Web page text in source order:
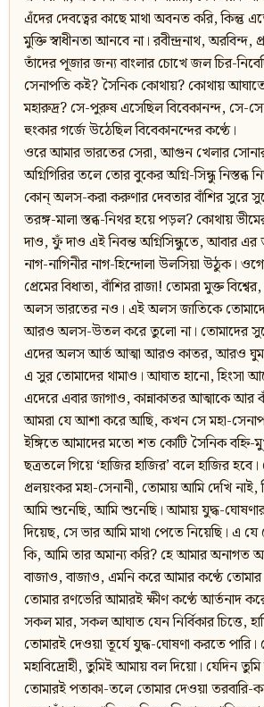
এঁদের দেবত্বের কাছে মাথা অবনত করি, কিন্তু
মুক্তি স্বাধীনতা আনবে না। রবীন্দ্রনাথ, অরবিন্দ,
তাঁদের পূজার জন্য বাংলার চোখে জল চির-
সেনাপতি কই? সৈনিক কোথায়? কোথায়
মহারুদ্র? সে-পুরুষ এসেছিল বিবেকানন্দ, সে-
হুংকার গর্জে উঠেছিল বিবেকানন্দের কণ্ঠে।
ওরে আমার ভারতের সেরা, আগুন খেলার
অগ্নিগিরির তলে তোর বুকের অগ্নি-সিন্ধু নিস্তব্ধ
কোন্ অলস-করা করুণার দেবতার বাঁশির সুরে
তরঙ্গ-মালা স্তব্ধ-নিথর হয়ে পড়ল? কোথায়
দাও, ফুঁ দাও এই নিবন্ত অগ্নিসিন্ধুতে, আবার এর
নাগ-নাগিনীর নাগ-হিন্দোলা উলসিয়া উঠুক।
প্রেমের বিধাতা, বাঁশির রাজা! তোমরা মুক্ত
অলস ভারতের নও। এই অলস জাতিকে
আরও অলস-উতল করে তুলো না। তোমাদের সুরের
এদের অলস আর্ত আত্মা আরও কাতর, আরও ঘুম-
এ সুর তোমাদের থামাও। আঘাত হানো, হিংসা
এদেরে এবার জাগাও, কান্নাকাতর আত্মাকে আর
আমরা যে আশা করে আছি, কখন সে মহা-
ইঙ্গিতে আমাদের মতো শত কোটি সৈনিক
ছত্রতলে গিয়ে ‘হাজির হাজির’ বলে হাজির
প্রলয়ংকর মহা-সেনানী, তোমায় আমি দেখি
আমি শুনেছি, আমি শুনেছি। আমায় যুদ্ধ-ঘোষণার
দিয়েছ, সে ভার আমি মাথা পেতে নিয়েছি। এ
কি, আমি তার অমান্য করি? হে আমার অনাগত
বাজাও, বাজাও, এমনি করে আমার কণ্ঠে তোমার
তোমার রণভেরি আমারই ক্ষীণ কণ্ঠে আর্তনাদ
সকল মার, সকল আঘাত যেন নির্বিকার চিত্তে,
তোমারই দেওয়া তূর্যে যুদ্ধ-ঘোষণা করতে
মহাবিদ্রোহী, তুমিই আমায় বল দিয়ো। যেদিন
তোমারই পতাকা-তলে তোমার দেওয়া তরবারি-